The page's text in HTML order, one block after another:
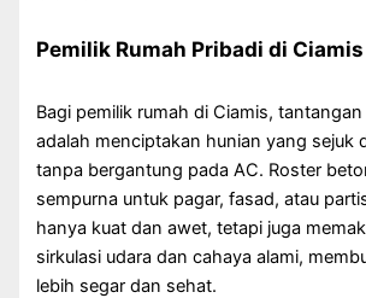
Pemilik Rumah Pribadi di Ciamis
Bagi pemilik rumah di Ciamis,
adalah menciptakan hunian yang sejuk
tanpa bergantung pada AC. Roster
sempurna untuk pagar, fasad, atau
hanya kuat dan awet, tetapi juga
sirkulasi udara dan cahaya alami,
lebih segar dan sehat.